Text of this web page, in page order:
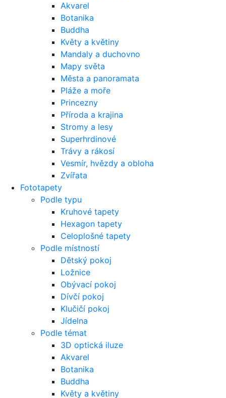
Akvarel
Botanika
Buddha
Květy a květiny
Mandaly a duchovno
Mapy světa
Města a panoramata
Pláže a moře
Princezny
Příroda a krajina
Stromy a lesy
Superhrdinové
Trávy a rákosí
Vesmír, hvězdy a obloha
Zvířata
Fototapety
Podle typu
Kruhové tapety
Hexagon tapety
Celoplošné tapety
Podle místností
Dětský pokoj
Ložnice
Obývací pokoj
Dívčí pokoj
Klučičí pokoj
Jídelna
Podle témat
3D optická iluze
Akvarel
Botanika
Buddha
Květy a květiny